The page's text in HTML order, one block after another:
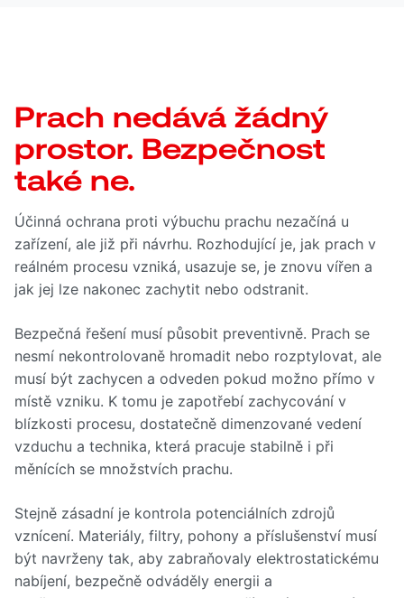
Prach nedává žádný
prostor. Bezpečnost
také ne.
Účinná ochrana proti výbuchu prachu nezačíná u
zařízení, ale již při návrhu. Rozhodující je, jak prach v
reálném procesu vzniká, usazuje se, je znovu vířen a
jak jej lze nakonec zachytit nebo odstranit.
Bezpečná řešení musí působit preventivně. Prach se
nesmí nekontrolovaně hromadit nebo rozptylovat, ale
musí být zachycen a odveden pokud možno přímo v
místě vzniku. K tomu je zapotřebí zachycování v
blízkosti procesu, dostatečně dimenzované vedení
vzduchu a technika, která pracuje stabilně i při
měnících se množstvích prachu.
Stejně zásadní je kontrola potenciálních zdrojů
vznícení. Materiály, filtry, pohony a příslušenství musí
být navrženy tak, aby zabraňovaly elektrostatickému
nabíjení, bezpečně odváděly energii a